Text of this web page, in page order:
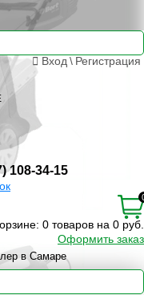
Вход \ Регистрация
108-34-15
0 товаров на 0 руб.
Оформить заказ
в Самаре